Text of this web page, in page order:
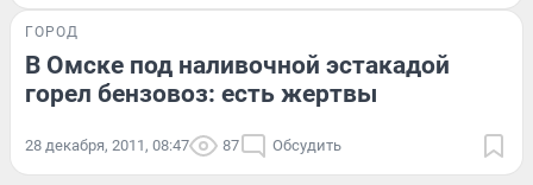
ГОРОД
В Омске под наливочной эстакадой
горел бензовоз: есть жертвы
28 декабря, 2011, 08:47 87 Обсудить